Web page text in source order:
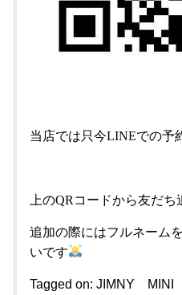
当店では只今LINEでの予
上のQRコードから友だ
追加の際にはフルネーム
いです
Tagged on: JIMNY MINI